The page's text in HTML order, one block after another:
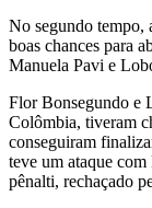
No segundo tempo,
boas chances para
Manuela Pavi e
Flor Bonsegundo e
Colômbia, tiveram
conseguiram
teve um ataque
pênalti, rechaçado